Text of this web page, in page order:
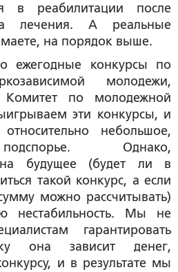
в реабилитации после
лечения. А реальные
на порядок выше.
ежегодные конкурсы по
молодежи,
Комитет по молодежной
эти конкурсы, и
небольшое,
Однако,
на будущее (будет ли в
такой конкурс, а если
можно рассчитывать)
нестабильность. Мы не
гарантировать
она зависит денег,
и в результате мы